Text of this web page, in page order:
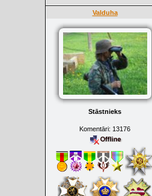
Valduha
Stāstnieks
Komentāri: 13176